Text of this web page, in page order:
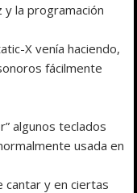
y la programación
X venía haciendo,
fácilmente
algunos teclados
usada en
cantar y en ciertas